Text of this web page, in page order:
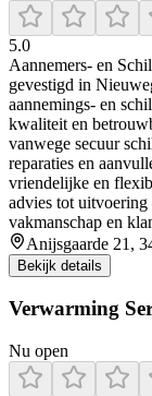
5.0
Aannemers‑ en
gevestigd in
aannemings‑ en
kwaliteit en
vanwege secuur
reparaties en
vriendelijke en
advies tot
vakmanschap en
Anijsgaarde 21,
Bekijk details
Verwarming
Nu open